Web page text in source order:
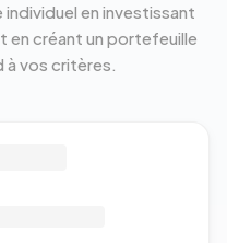
en investissant
en créant un portefeuille
à vos critères.